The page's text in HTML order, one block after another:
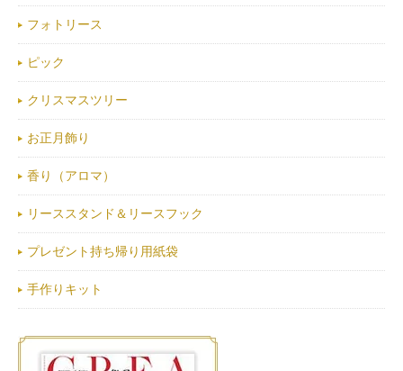
フォトリース
ピック
クリスマスツリー
お正月飾り
香り（アロマ）
リーススタンド＆リースフック
プレゼント持ち帰り用紙袋
手作りキット